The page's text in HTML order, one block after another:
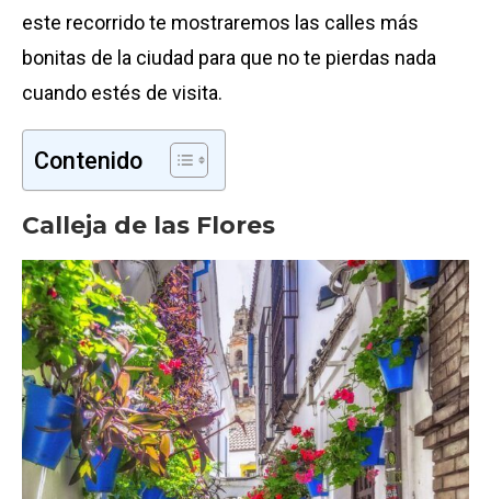
este recorrido te mostraremos las calles más
bonitas de la ciudad para que no te pierdas nada
cuando estés de visita.
Contenido
Calleja de las Flores